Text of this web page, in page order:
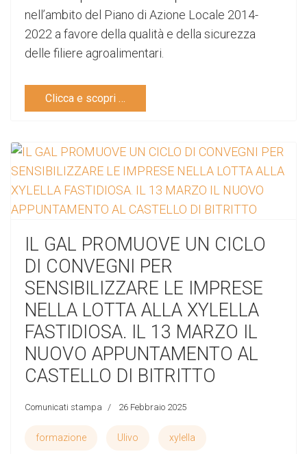
nell’ambito del Piano di Azione Locale 2014-
2022 a favore della qualità e della sicurezza
delle filiere agroalimentari.
Clicca e scopri …
IL GAL PROMUOVE UN CICLO
DI CONVEGNI PER
SENSIBILIZZARE LE IMPRESE
NELLA LOTTA ALLA XYLELLA
FASTIDIOSA. IL 13 MARZO IL
NUOVO APPUNTAMENTO AL
CASTELLO DI BITRITTO
Comunicati stampa 26 Febbraio 2025
formazione Ulivo xylella